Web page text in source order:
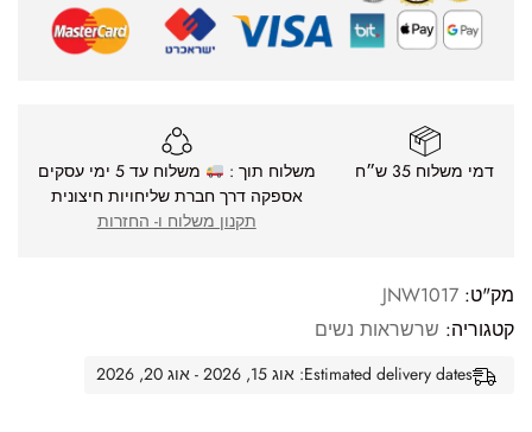
דמי משלוח 35 ש״ח משלוח תוך :
משלוח עד 5 ימי עסקים
אספקה דרך חברת שליחויות חיצונית
תקנון משלוח ו- החזרות
מק"ט: JNW1017
קטגוריה: שרשראות נשים
Estimated delivery dates: אוג 15, 2026 - אוג 20, 2026